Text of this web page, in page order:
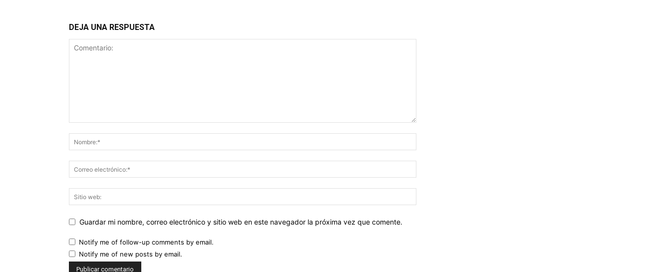
DEJA UNA RESPUESTA
Guardar mi nombre, correo electrónico y sitio web en este navegador la próxima vez que comente.
Notify me of follow-up comments by email.
Notify me of new posts by email.